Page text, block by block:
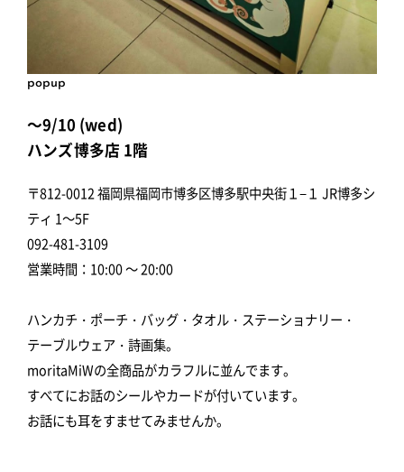
popup
～9/10 (wed)
ハンズ博多店 1階
〒812-0012 福岡県福岡市博多区博多駅中央街１−１ JR博多シ
ティ 1～5F
092-481-3109
営業時間：10:00 ～ 20:00
ハンカチ・ポーチ・バッグ・タオル・ステーショナリー・
テーブルウェア・詩画集。
moritaMiWの全商品がカラフルに並んでます。
すべてにお話のシールやカードが付いています。
お話にも耳をすませてみませんか。